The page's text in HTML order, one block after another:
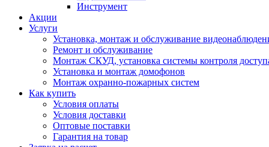
Инструмент
Акции
Услуги
Установка, монтаж и обслуживание
Ремонт и обслуживание
Монтаж СКУД, установка системы контроля
Установка и монтаж домофонов
Монтаж охранно-пожарных систем
Как купить
Условия оплаты
Условия доставки
Оптовые поставки
Гарантия на товар